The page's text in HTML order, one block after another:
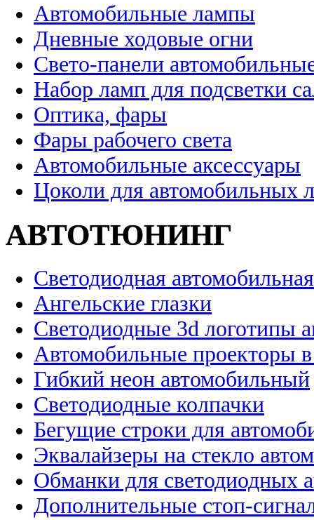
Автомобильные лампы
Дневные ходовые огни
Свето-панели
Набор ламп для подсветки
Оптика, фары
Фары рабочего света
Автомобильные аксессуары
Цоколи для автомобильных
АВТОТЮНИНГ
Светодиодная
Ангельские глазки
Светодиодные 3d логотипы
Автомобильные проекторы
Гибкий неон автомобильный
Светодиодные колпачки
Бегущие строки для
Эквалайзеры на стекло
Обманки для светодиодных
Дополнительные стоп-